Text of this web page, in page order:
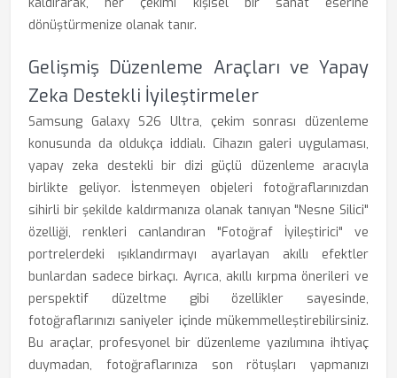
dönüştürmenize olanak tanır.
Gelişmiş Düzenleme Araçları ve Yapay
Zeka Destekli İyileştirmeler
Samsung Galaxy S26 Ultra, çekim sonrası düzenleme
konusunda da oldukça iddialı. Cihazın galeri uygulaması,
yapay zeka destekli bir dizi güçlü düzenleme aracıyla
birlikte geliyor. İstenmeyen objeleri fotoğraflarınızdan
sihirli bir şekilde kaldırmanıza olanak tanıyan "Nesne Silici"
özelliği, renkleri canlandıran "Fotoğraf İyileştirici" ve
portrelerdeki ışıklandırmayı ayarlayan akıllı efektler
bunlardan sadece birkaçı. Ayrıca, akıllı kırpma önerileri ve
perspektif düzeltme gibi özellikler sayesinde,
fotoğraflarınızı saniyeler içinde mükemmelleştirebilirsiniz.
Bu araçlar, profesyonel bir düzenleme yazılımına ihtiyaç
duymadan, fotoğraflarınıza son rötuşları yapmanızı